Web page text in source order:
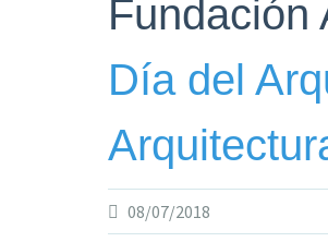
Fundación
Día del
08/07/2018